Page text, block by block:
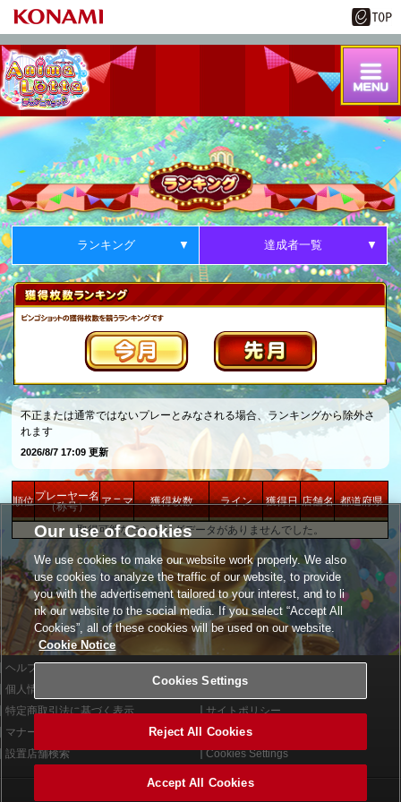
ランキング 達成者一覧
不正または通常ではないプレーとみなされる場合、ランキングから除外さ
れます
2026/8/7 17:09 更新
順位プレーヤー名
（称号）
アニマ 獲得枚数 ライン 獲得日 店舗名 都道府県
取得可能なランキングデータがありませんでした。
ヘルプ
個人情報等保護方針
外部送信について
特定商取引法に基づく表示
サイトポリシー
マナー＆ルール
お問い合わせ
設置店舗検索
Cookies Settings
Our use of Cookies
We use cookies to make our website work properly. We also
use cookies to analyze the traffic of our website, to provide
you with the advertisement tailored to your interest, and to li
nk our website to the social media. If you select “Accept All
Cookies”, all of these cookies will be used on our website.
Cookie Notice
Cookies Settings
Reject All Cookies
Accept All Cookies